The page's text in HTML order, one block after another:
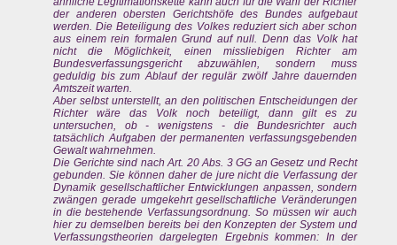
der anderen obersten Gerichtshöfe des Bundes aufgebaut
werden. Die Beteiligung des Volkes reduziert sich aber schon
aus einem rein formalen Grund auf null. Denn das Volk hat
nicht die Möglichkeit, einen missliebigen Richter am
Bundesverfassungsgericht abzuwählen, sondern muss
geduldig bis zum Ablauf der regulär zwölf Jahre dauernden
Amtszeit warten.
Aber selbst unterstellt, an den politischen Entscheidungen der
Richter wäre das Volk noch beteiligt, dann gilt es zu
untersuchen, ob - wenigstens - die Bundesrichter auch
tatsächlich Aufgaben der permanenten verfassungsgebenden
Gewalt wahrnehmen.
Die Gerichte sind nach Art. 20 Abs. 3 GG an Gesetz und Recht
gebunden. Sie können daher de jure nicht die Verfassung der
Dynamik gesellschaftlicher Entwicklungen anpassen, sondern
zwängen gerade umgekehrt gesellschaftliche Veränderungen
in die bestehende Verfassungsordnung. So müssen wir auch
hier zu demselben bereits bei den Konzepten der System und
Verfassungstheorien dargelegten Ergebnis kommen: In der